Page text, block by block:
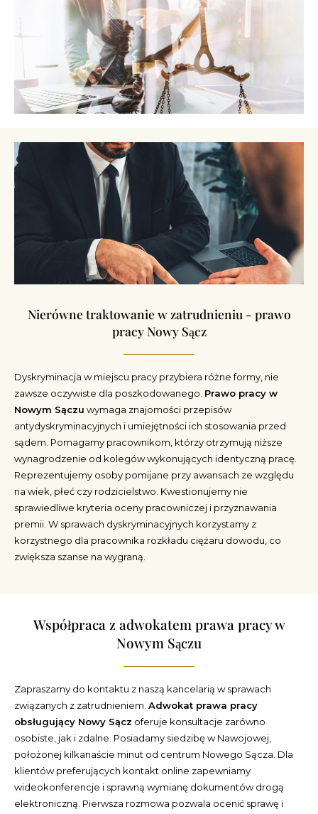
Nierówne traktowanie w zatrudnieniu - prawo
pracy Nowy Sącz
Dyskryminacja w miejscu pracy przybiera różne formy, nie
zawsze oczywiste dla poszkodowanego. Prawo pracy w
Nowym Sączu wymaga znajomości przepisów
antydyskryminacyjnych i umiejętności ich stosowania przed
sądem. Pomagamy pracownikom, którzy otrzymują niższe
wynagrodzenie od kolegów wykonujących identyczną pracę.
Reprezentujemy osoby pomijane przy awansach ze względu
na wiek, płeć czy rodzicielstwo. Kwestionujemy nie
sprawiedliwe kryteria oceny pracowniczej i przyznawania
premii. W sprawach dyskryminacyjnych korzystamy z
korzystnego dla pracownika rozkładu ciężaru dowodu, co
zwiększa szanse na wygraną.
Współpraca z adwokatem prawa pracy w
Nowym Sączu
Zapraszamy do kontaktu z naszą kancelarią w sprawach
związanych z zatrudnieniem. Adwokat prawa pracy
obsługujący Nowy Sącz oferuje konsultacje zarówno
osobiste, jak i zdalne. Posiadamy siedzibę w Nawojowej,
położonej kilkanaście minut od centrum Nowego Sącza. Dla
klientów preferujących kontakt online zapewniamy
wideokonferencje i sprawną wymianę dokumentów drogą
elektroniczną. Pierwsza rozmowa pozwala ocenić sprawę i